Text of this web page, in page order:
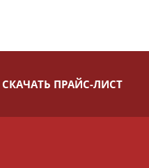
СКАЧАТЬ ПРАЙС-ЛИСТ